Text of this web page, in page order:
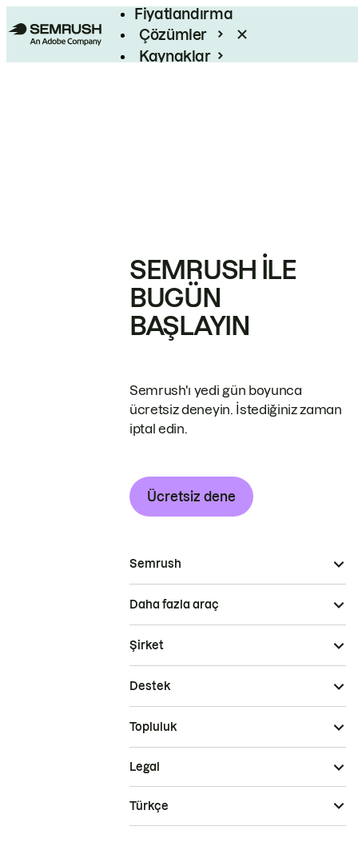
Fiyatlandırma
Çözümler
Kaynaklar
SEMRUSH ILE
BUGÜN
BAŞLAYIN
Semrush'ı yedi gün boyunca
ücretsiz deneyin. İstediğiniz zaman
iptal edin.
Ücretsiz dene
Semrush
Daha fazla araç
Şirket
Destek
Topluluk
Legal
Türkçe